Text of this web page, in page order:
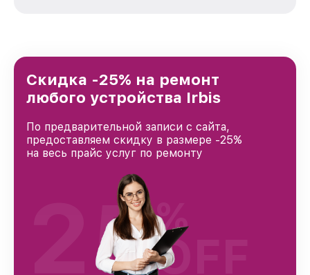
Новосибирске, постоянно повышая уровень
доверия и лояльности наших клиентов.
Скидка -25% на ремонт
любого устройства Irbis
По предварительной записи с сайта,
предоставляем скидку в размере -25%
на весь прайс услуг по ремонту
25%
OFF